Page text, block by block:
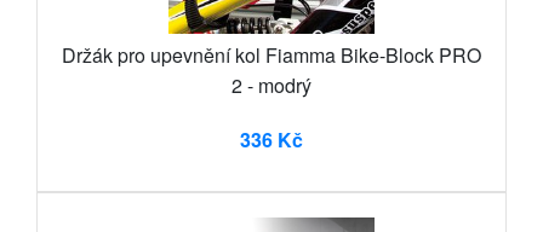
Držák pro upevnění kol Fiamma Bike-Block PRO
2 - modrý
336 Kč